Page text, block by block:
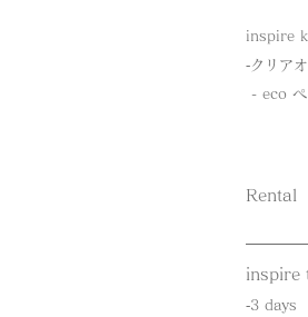
inspire
​‐クリア
- eco
Rental
inspire
​‐3 days